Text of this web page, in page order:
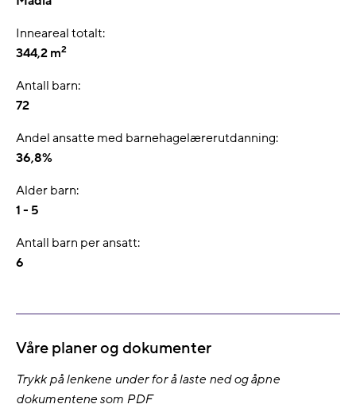
Inneareal totalt:
344,2 m2
Antall barn:
72
Andel ansatte med barnehagelærerutdanning:
36,8%
Alder barn:
1 - 5
Antall barn per ansatt:
6
Våre planer og dokumenter
Trykk på lenkene under for å laste ned og åpne
dokumentene som PDF